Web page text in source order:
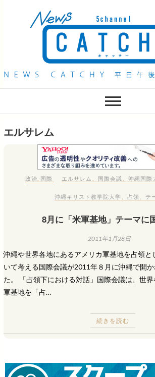
QAB NEWS
エルサレム
政治 国際 エルサレム 国際会議 沖縄国際
沖縄キリスト教学院大学 、占領 テ
8月に「米軍基地」テーマに
2011年1月28日
沖縄や世界各地にあるアメリカ軍基地を占領と
いて考える国際会議が2011年８月に沖縄で開
た。 「占領下における対話」国際会議は、世
軍基地を「占…
続きを読む